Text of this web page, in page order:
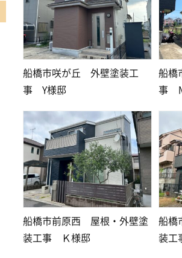
船橋市咲が丘 外壁塗装工
事 Y様邸
船橋
事
船橋市前原西 屋根・外壁塗
装工事 Ｋ様邸
船橋
装工